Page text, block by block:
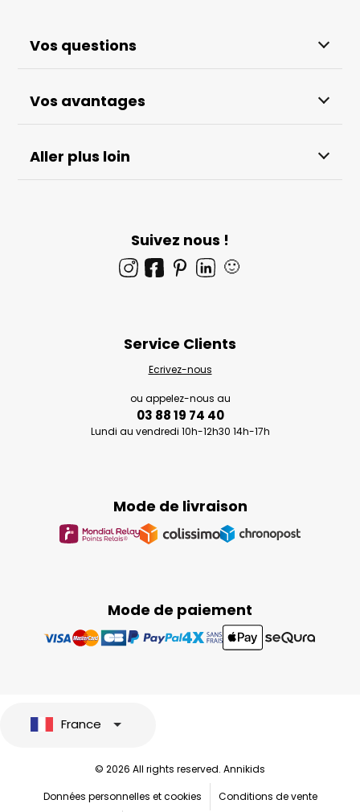
Vos questions
Vos avantages
Aller plus loin
Suivez nous !
🙂
Mode de paiement
Mode de livraison
Service Clients
Ecrivez-nous
ou appelez-nous au
03 88 19 74 40
Lundi au vendredi 10h-12h30 14h-17h
France
© 2026 All rights reserved. Annikids
Données personnelles et cookies
Conditions de vente